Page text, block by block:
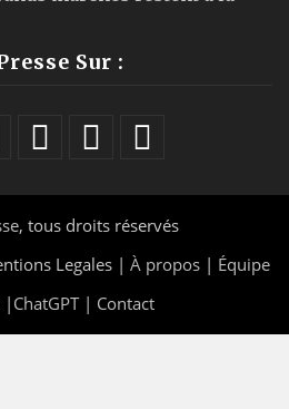
Sur :
, tous droits réservés
Legales | À propos | Équipe
| ChatGPT| Contact